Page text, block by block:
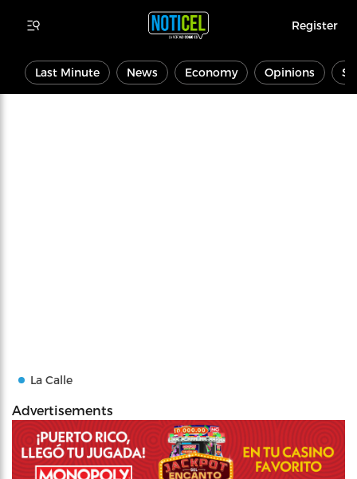
Register
Last Minute News Economy Opinions
La Calle
Advertisements